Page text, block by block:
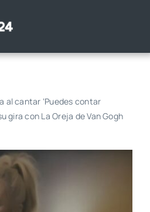
al cantar ‘Puedes contar
gira con La Oreja de Van Gogh